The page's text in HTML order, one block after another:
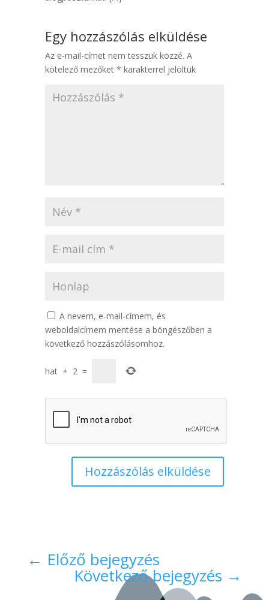
Egy hozzászólás elküldése
Az e-mail-címet nem tesszük közzé. A
kötelező mezőket * karakterrel jelöltük
A nevem, e-mail-címem, és
weboldalcímem mentése a böngészőben a
következő hozzászólásomhoz.
hat + 2 =
Hozzászólás elküldése
← Előző bejegyzés
Következő bejegyzés →